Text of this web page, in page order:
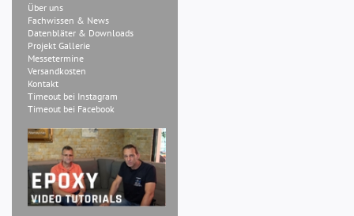
Über uns
Fachwissen & News
Datenbläter & Downloads
Projekt Gallerie
Messetermine
Versandkosten
Kontakt
Timeout bei Instagram
Timeout bei Facebook